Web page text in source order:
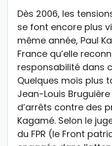
Dès 2006, les
se font encore plus
même année, Paul
France qu’elle
responsabilité dans
Quelques mois plus
Jean-Louis
d’arrêts contre des
Kagamé. Selon le
du FPR (le Front